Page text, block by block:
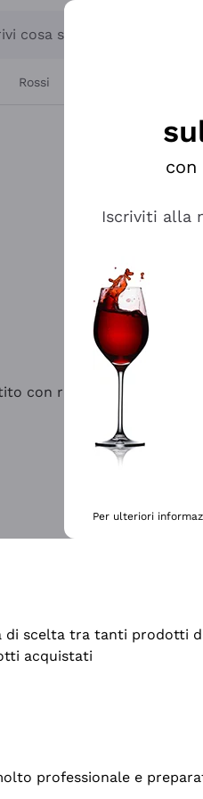
cosa stai cercando
Rossi
con rapidità e
scelta tra tanti prodotti
acquistati
professionale e
con
Iscriviti alla
Per ulteriori